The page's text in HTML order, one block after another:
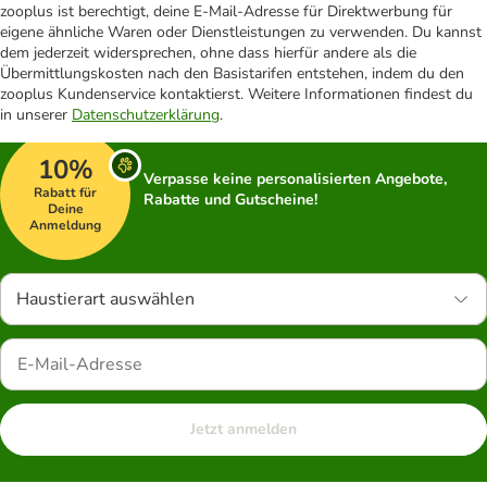
zooplus ist berechtigt, deine E-Mail-Adresse für Direktwerbung für
eigene ähnliche Waren oder Dienstleistungen zu verwenden. Du kannst
dem jederzeit widersprechen, ohne dass hierfür andere als die
Übermittlungskosten nach den Basistarifen entstehen, indem du den
zooplus Kundenservice kontaktierst. Weitere Informationen findest du
in unserer Datenschutzerklärung.
10%
Rabatt für
Deine
Anmeldung
Verpasse keine personalisierten Angebote,
Rabatte und Gutscheine!
Haustierart auswählen
Jetzt anmelden